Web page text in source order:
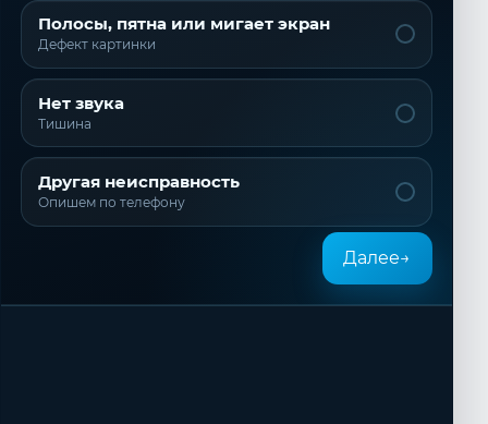
Полосы, пятна или мигает экран
Дефект картинки
Нет звука
Тишина
Другая неисправность
Опишем по телефону
Далее→